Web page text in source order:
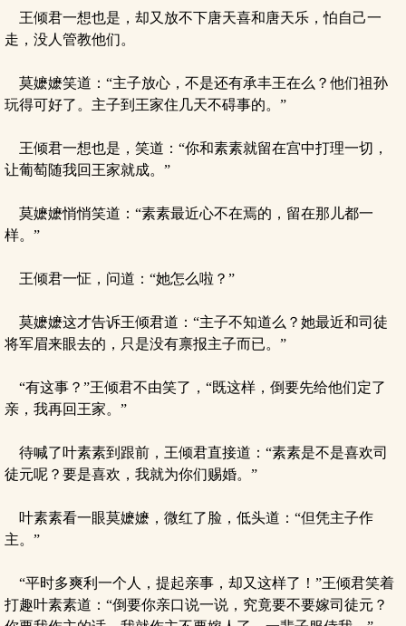
王倾君一想也是，却又放不下唐天喜和唐天乐，怕自己一
走，没人管教他们。
莫嬷嬷笑道：“主子放心，不是还有承丰王在么？他们祖孙
玩得可好了。主子到王家住几天不碍事的。”
王倾君一想也是，笑道：“你和素素就留在宫中打理一切，
让葡萄随我回王家就成。”
莫嬷嬷悄悄笑道：“素素最近心不在焉的，留在那儿都一
样。”
王倾君一怔，问道：“她怎么啦？”
莫嬷嬷这才告诉王倾君道：“主子不知道么？她最近和司徒
将军眉来眼去的，只是没有禀报主子而已。”
“有这事？”王倾君不由笑了，“既这样，倒要先给他们定了
亲，我再回王家。”
待喊了叶素素到跟前，王倾君直接道：“素素是不是喜欢司
徒元呢？要是喜欢，我就为你们赐婚。”
叶素素看一眼莫嬷嬷，微红了脸，低头道：“但凭主子作
主。”
“平时多爽利一个人，提起亲事，却又这样了！”王倾君笑着
打趣叶素素道：“倒要你亲口说一说，究竟要不要嫁司徒元？